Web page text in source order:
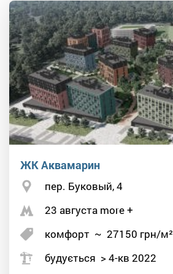
ЖК Аквамарин
пер. Буковый, 4
23 августа more +
комфорт ~ 27150 грн/м²
будується > 4-кв 2022